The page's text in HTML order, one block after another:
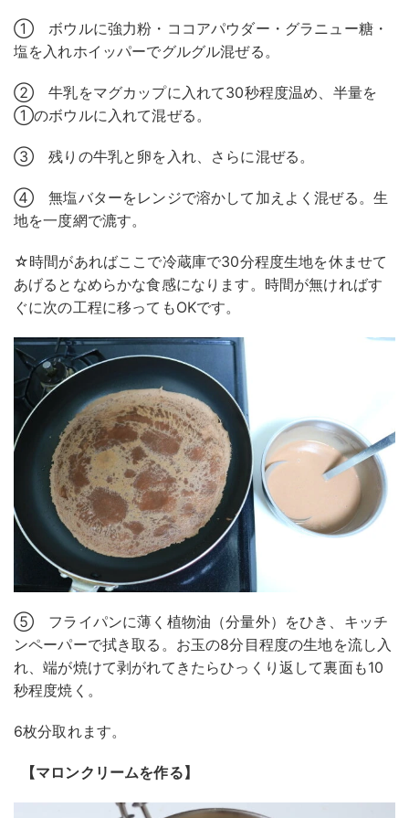
① ボウルに強力粉・ココアパウダー・グラニュー糖・
塩を入れホイッパーでグルグル混ぜる。
② 牛乳をマグカップに入れて30秒程度温め、半量を
①のボウルに入れて混ぜる。
③ 残りの牛乳と卵を入れ、さらに混ぜる。
④ 無塩バターをレンジで溶かして加えよく混ぜる。生
地を一度網で漉す。
☆時間があればここで冷蔵庫で30分程度生地を休ませて
あげるとなめらかな食感になります。時間が無ければす
ぐに次の工程に移ってもOKです。
⑤ フライパンに薄く植物油（分量外）をひき、キッチ
ンペーパーで拭き取る。お玉の8分目程度の生地を流し入
れ、端が焼けて剥がれてきたらひっくり返して裏面も10
秒程度焼く。
6枚分取れます。
【マロンクリームを作る】